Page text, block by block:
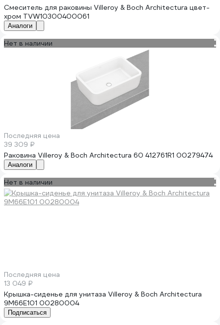
Смеситель для раковины Villeroy & Boch Architectura цвет-
хром TVW10300400061
Аналоги
Нет в наличии
Последняя цена
39 309 ₽
Раковина Villeroy & Boch Architectura 60 412761R1 00279474
Аналоги
Нет в наличии
Последняя цена
13 049 ₽
Крышка-сиденье для унитаза Villeroy & Boch Architectura
9M66E101 00280004
Подписаться